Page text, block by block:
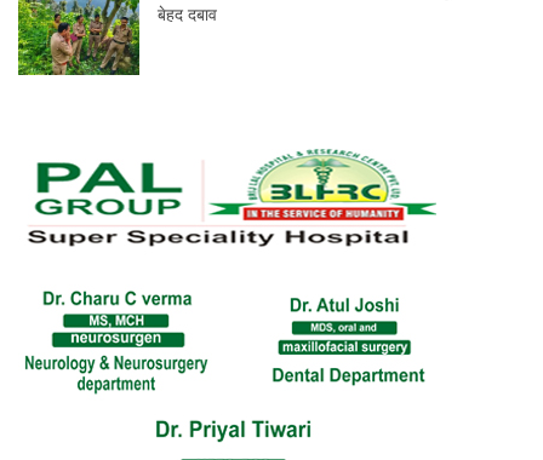
बेहद दबाव